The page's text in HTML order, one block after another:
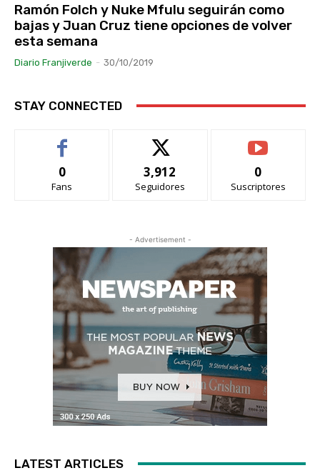
Ramón Folch y Nuke Mfulu seguirán como
bajas y Juan Cruz tiene opciones de volver
esta semana
Diario Franjiverde - 30/10/2019
STAY CONNECTED
0
Fans
3,912
Seguidores
0
Suscriptores
- Advertisement -
LATEST ARTICLES